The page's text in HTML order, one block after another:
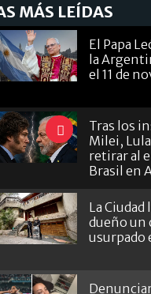
MÁS LEÍDAS
El Papa
la
el 11 de
Tras los
Milei,
retirar al
Brasil en
La Ciudad
dueño un
usurpado